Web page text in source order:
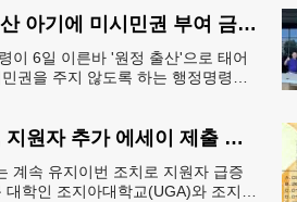
트럼프, '원정출산 아기에 미시민권 부여 금지' 행정명령 서명
이 6일 이른바 '원정 출산'으로 태어
권을 주지 않도록 하는 행정명령에
조지아텍⋅UGA, 지원자 추가 에세이 제출 폐지
계속 유지이번 조치로 지원자 급증
학인 조지아대학교(UGA)와 조지아